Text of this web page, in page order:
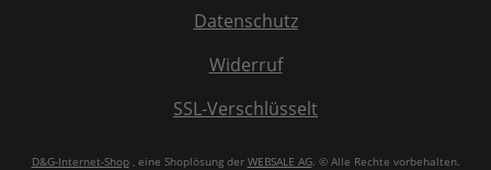
Datenschutz
Widerruf
SSL-Verschlüsselt
D&G-Internet-Shop, eine Shoplösung der WEBSALE AG. © Alle Rechte vorbehalten.